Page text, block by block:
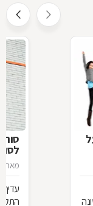
ילדכם, יכולה להיות שונה
מאת: